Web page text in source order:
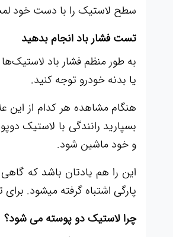
سطح لاستیک را با دست خود
تست فشار باد انجام بدهید
به طور منظم فشار باد
یا بدنه خودرو توجه کنید.
هنگام مشاهده هر کدام از این
بسپارید رانندگی با لاستیک
و خود ماشین شود.
این را هم یادتان باشد که
پارگی اشتباه گرفته میشود.
چرا لاستیک دو پوسته می شود؟